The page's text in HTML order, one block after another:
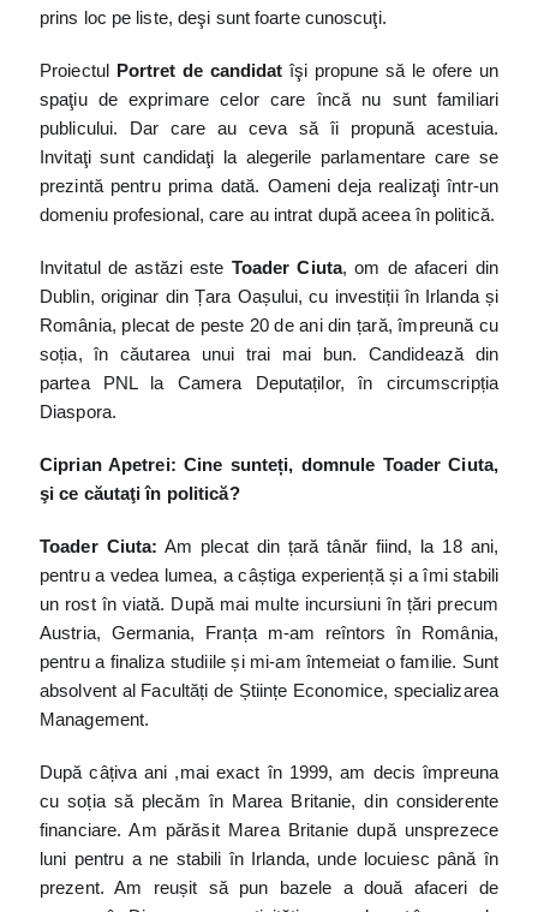
prins loc pe liste, deşi sunt foarte cunoscuţi.
Proiectul Portret de candidat îşi propune să le ofere un
spaţiu de exprimare celor care încă nu sunt familiari
publicului. Dar care au ceva să îi propună acestuia.
Invitaţi sunt candidaţi la alegerile parlamentare care se
prezintă pentru prima dată. Oameni deja realizaţi într-un
domeniu profesional, care au intrat după aceea în politică.
Invitatul de astăzi este Toader Ciuta, om de afaceri din
Dublin, originar din Țara Oașului, cu investiții în Irlanda și
România, plecat de peste 20 de ani din țară, împreună cu
soția, în căutarea unui trai mai bun. Candidează din
partea PNL la Camera Deputaților, în circumscripția
Diaspora.
Ciprian Apetrei: Cine sunteți, domnule Toader Ciuta,
şi ce căutaţi în politică?
Toader Ciuta: Am plecat din țară tânăr fiind, la 18 ani,
pentru a vedea lumea, a câștiga experiență și a îmi stabili
un rost în viată. După mai multe incursiuni în țări precum
Austria, Germania, Franța m-am reîntors în România,
pentru a finaliza studiile și mi-am întemeiat o familie. Sunt
absolvent al Facultăți de Științe Economice, specializarea
Management.
După câțiva ani ,mai exact în 1999, am decis împreuna
cu soția să plecăm în Marea Britanie, din considerente
financiare. Am părăsit Marea Britanie după unsprezece
luni pentru a ne stabili în Irlanda, unde locuiesc până în
prezent. Am reușit să pun bazele a două afaceri de